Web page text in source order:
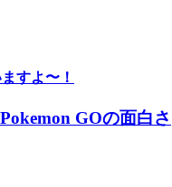
すよ〜！
GOの面白さ